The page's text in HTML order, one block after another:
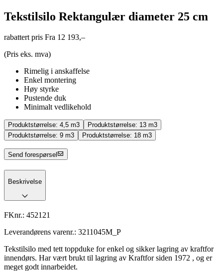
Tekstilsilo Rektangulær diameter 25 cm
rabattert pris Fra 12 193,–
(Pris eks. mva)
Rimelig i anskaffelse
Enkel montering
Høy styrke
Pustende duk
Minimalt vedlikehold
Produktstørrelse: 4,5 m3 Produktstørrelse: 13 m3
Produktstørrelse: 9 m3 Produktstørrelse: 18 m3
Send forespørsel
Beskrivelse
FKnr.: 452121
Leverandørens varenr.: 3211045M_P
Tekstilsilo med tett toppduke for enkel og sikker lagring av kraftfor
innendørs. Har vært brukt til lagring av Kraftfor siden 1972 , og er
meget godt innarbeidet.